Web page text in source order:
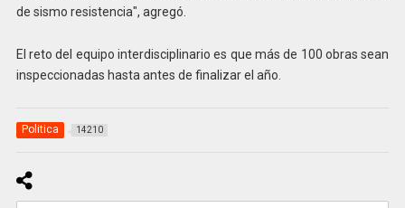
de sismo resistencia", agregó.
El reto del equipo interdisciplinario es que más de 100 obras sean
inspeccionadas hasta antes de finalizar el año.
Politica 14210